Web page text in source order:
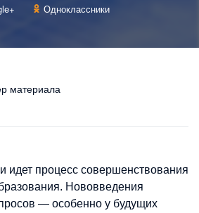
Одноклассники
материала
идет процесс совершенствования
Нововведения
— особенно у будущих